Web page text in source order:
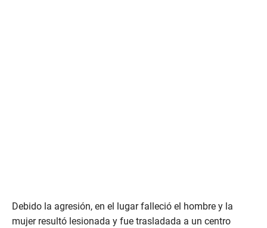
Debido la agresión, en el lugar falleció el hombre y la
mujer resultó lesionada y fue trasladada a un centro